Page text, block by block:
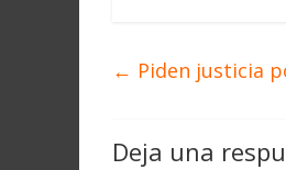
← Piden justicia
Deja una